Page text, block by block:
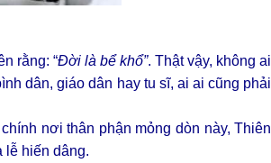
rằng: “Đời là bể khổ”. Thật vậy, không ai
dân, giáo dân hay tu sĩ, ai ai cũng phải
nơi thân phận mỏng dòn này, Thiên
lễ hiến dâng.